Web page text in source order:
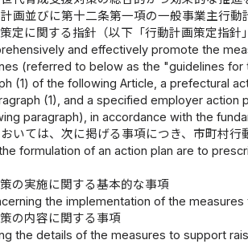
画並びに第十二条第一項の一般事業主行
定に関する指針（以下「行動計画策定指針
and effectively promote the
(referred to below as the "guidelines
(1) of the following Article, a prefectural
(1), and a specified employer
paragraph), in accordance with the
いては、次に掲げる事項につき、市町村行
formulation of an action plan are to
の実施に関する基本的な事項
the implementation of the
の内容に関する事項
the details of the measures to support